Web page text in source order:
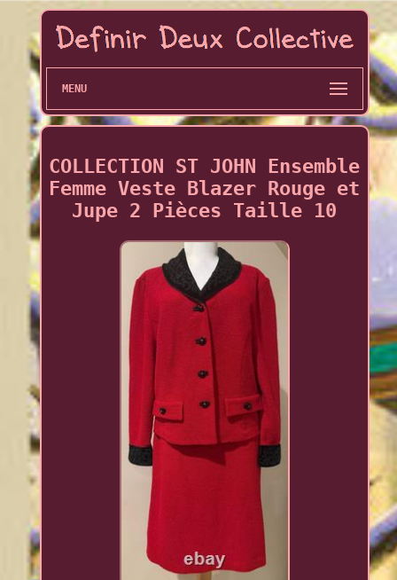
MENU
COLLECTION ST JOHN Ensemble
Femme Veste Blazer Rouge et
Jupe 2 Pièces Taille 10